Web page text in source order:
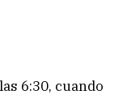
6:30, cuando